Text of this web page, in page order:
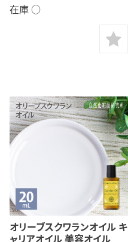
在庫 ○
オリーブスクワランオイル キ
ャリアオイル 美容オイル